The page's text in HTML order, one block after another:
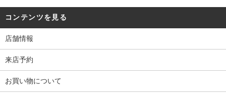
コンテンツを見る
店舗情報
来店予約
お買い物について